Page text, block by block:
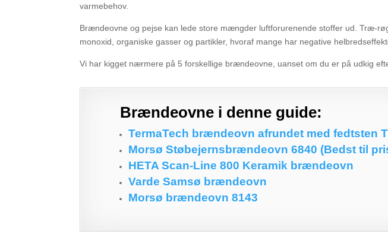
varmebehov.
Brændeovne og pejse kan lede store mængder luftforurenende stoffer ud. Træ-
monoxid, organiske gasser og partikler, hvoraf mange har negative
Vi har kigget nærmere på 5 forskellige brændeovne, uanset om du er på udkig
Brændeovne i denne guide:
TermaTech brændeovn afrundet med fedtsten
Morsø Støbejernsbrændeovn 6840 (Bedst til
HETA Scan-Line 800 Keramik brændeovn
Varde Samsø brændeovn
Morsø brændeovn 8143